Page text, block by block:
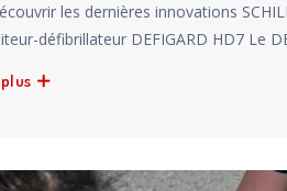
les dernières innovations
défibrillateur DEFIGARD HD7 Le